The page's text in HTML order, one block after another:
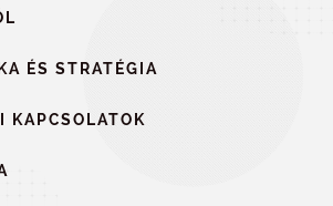
ÉS STRATÉGIA
KAPCSOLATOK